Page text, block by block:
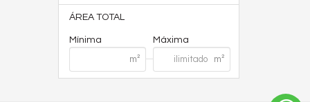
ÁREA TOTAL
Mínima Máxima